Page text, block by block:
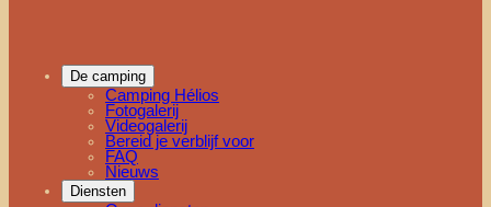
De camping
Camping Hélios
Fotogalerij
Videogalerij
Bereid je verblijf voor
FAQ
Nieuws
Diensten